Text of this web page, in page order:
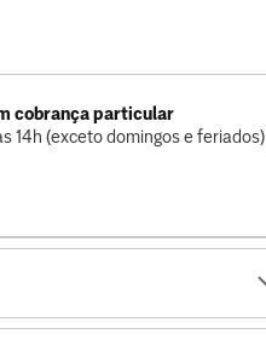
cobrança particular
14h (exceto domingos e feriados)